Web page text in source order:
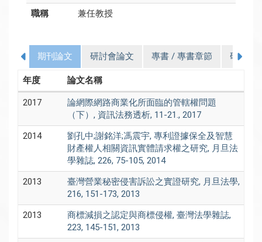
職稱
兼任教授
期刊論文 研討會論文 專書 / 專書章節 研究計
年度 論文名稱
2017
論網際網路商業化所面臨的管轄權問題
（下）, 資訊法務透析, 11-21., 2017
2014
劉孔中;謝銘洋;馮震宇, 專利證據保全及智慧
財產權人相關資訊實體請求權之研究, 月旦法
學雜誌, 226, 75-105, 2014
2013
臺灣營業秘密侵害訴訟之實證研究, 月旦法學,
216, 151-173, 2013
2013
商標減損之認定與商標侵權, 臺灣法學雜誌,
223, 145-151, 2013